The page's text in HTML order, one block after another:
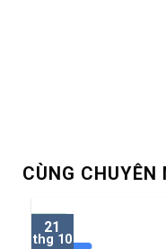
CÙNG CHUYÊN
21
thg 10